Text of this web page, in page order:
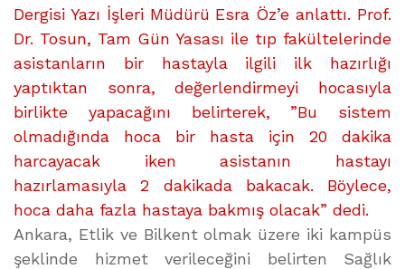
Dergisi Yazı İşleri Müdürü Esra Öz’e anlattı. Prof.
Dr. Tosun, Tam Gün Yasası ile tıp fakültelerinde
asistanların bir hastayla ilgili ilk hazırlığı
yaptıktan sonra, değerlendirmeyi hocasıyla
birlikte yapacağını belirterek, ”Bu sistem
olmadığında hoca bir hasta için 20 dakika
harcayacak iken asistanın hastayı
hazırlamasıyla 2 dakikada bakacak. Böylece,
hoca daha fazla hastaya bakmış olacak” dedi.
Ankara, Etlik ve Bilkent olmak üzere iki kampüs
şeklinde hizmet verileceğini belirten Sağlık